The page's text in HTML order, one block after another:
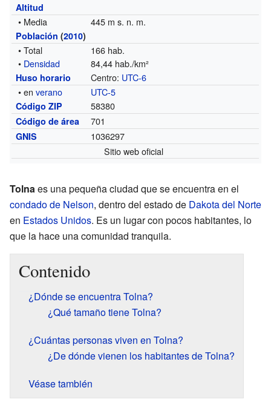
Altitud
• Media 445 m s. n. m.
Población (2010)
• Total
166 hab.
• Densidad 84,44 hab./km²
Huso horario Centro: UTC-6
• enverano UTC-5
Código ZIP 58380
Código de área 701
GNIS
1036297
Sitio web oficial
Tolnaes una pequeña ciudad que se encuentra en el
condado de Nelson, dentro del estado de Dakota del Norte
en Estados Unidos. Es un lugar con pocos habitantes, lo
que la hace una comunidad tranquila.
Contenido
¿Dónde se encuentra Tolna?
¿Qué tamaño tiene Tolna?
¿Cuántas personas viven en Tolna?
¿De dónde vienen los habitantes de Tolna?
Véase también